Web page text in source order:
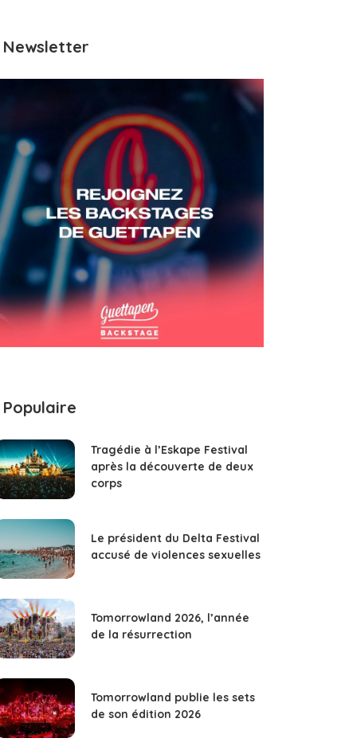
Newsletter
Populaire
Tragédie à l’Eskape Festival
après la découverte de deux
corps
Le président du Delta Festival
accusé de violences sexuelles
Tomorrowland 2026, l’année
de la résurrection
Tomorrowland publie les sets
de son édition 2026